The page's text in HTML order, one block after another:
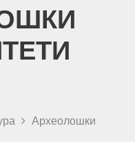
Археолошки